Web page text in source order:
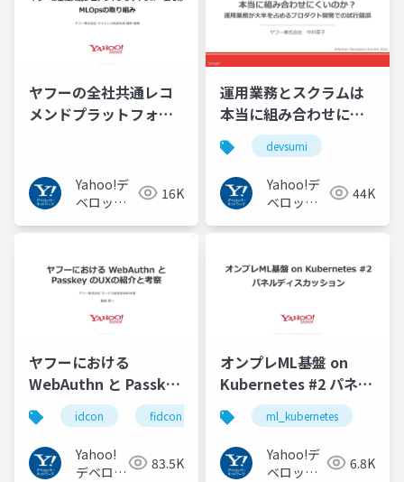
ヤフーの全社共通レコ
メンドプラットフォー
ィ
Yahoo!デ
ベロッパ
16K
運用業務とスクラムは
本当に組み合わせにく
いのか︖運用業務が大
半を占めるプロダクト
開発での試行錯誤
devsumi
Yahoo!デ
ベロッパ
44K
ヤフーにおける
WebAuthn と Passkey
の UX の紹介と考察
#idcon #fidcon
idcon fidcon
Yahoo!
デベロッ
83.5K
オンプレML基盤 on
Kubernetes #2 パネル
ディスカッション
#ml_kubernetes
ml_kubernetes
Yahoo!デ
ベロッパ
6.8K